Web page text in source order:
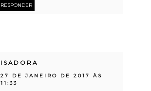
RESPONDER
ISADORA
27 DE JANEIRO DE 2017 ÀS
11:33